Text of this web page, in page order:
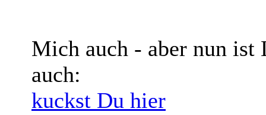
Mich auch - aber nun
auch:
kuckst Du hier